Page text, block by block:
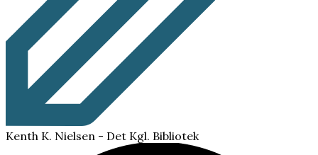
Kenth K. Nielsen - Det Kgl. Bibliotek